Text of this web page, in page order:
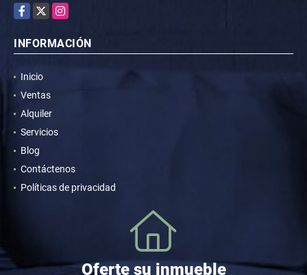
Facebook
X Instagram
INFORMACIÓN
Inicio
Ventas
Alquiler
Servicios
Blog
Contáctenos
Políticas de privacidad
Oferte su inmueble